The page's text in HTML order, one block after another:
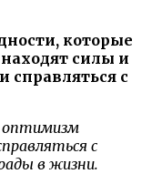
которые
силы и
с
оптимизм
с
в жизни.